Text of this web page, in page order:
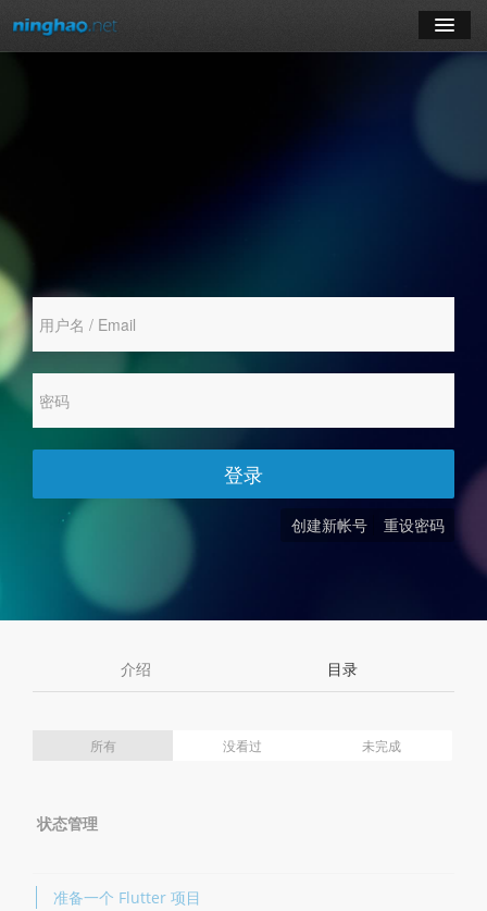
创建新帐号 重设密码
登录
介绍 目录
所有 没看过 未完成
状态管理
准备一个 Flutter 项目